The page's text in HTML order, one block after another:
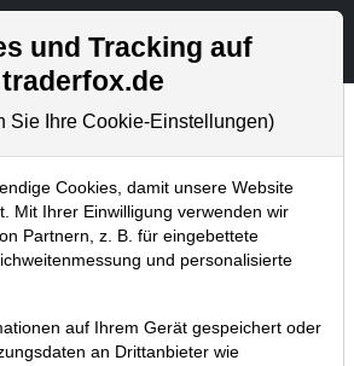
Aktien- und Artikelsuche
Blog
die mit einer
überzeugen!
|A. Zehetner
und Tracking auf
traderfox.de
Sie Ihre Cookie-Einstellungen)
Cookies, damit unsere Website
Mit Ihrer Einwilligung verwenden wir
Partnern, z. B. für eingebettete
und personalisierte
auf Ihrem Gerät gespeichert oder
an Drittanbieter wie